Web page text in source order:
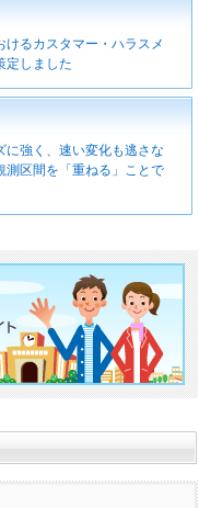
けるカスタマー・ハラスメ
定しました
に強く、速い変化も逃さな
区間を「重ねる」ことで